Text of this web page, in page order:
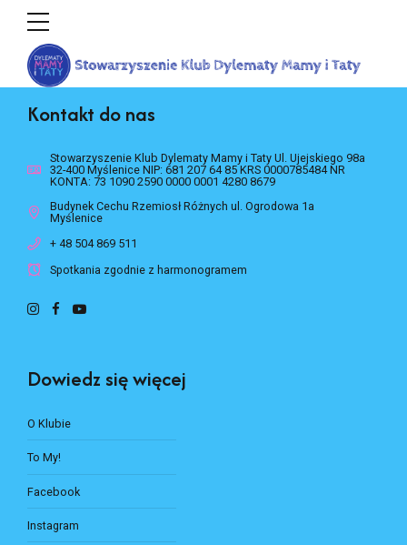
Kontakt do nas
Stowarzyszenie Klub Dylematy Mamy i Taty Ul. Ujejskiego 98a
32-400 Myślenice NIP: 681 207 64 85 KRS 0000785484 NR
KONTA: 73 1090 2590 0000 0001 4280 8679
Budynek Cechu Rzemiosł Różnych ul. Ogrodowa 1a
Myślenice
+ 48 504 869 511
Spotkania zgodnie z harmonogramem
Dowiedz się więcej
O Klubie
To My!
Facebook
Instagram